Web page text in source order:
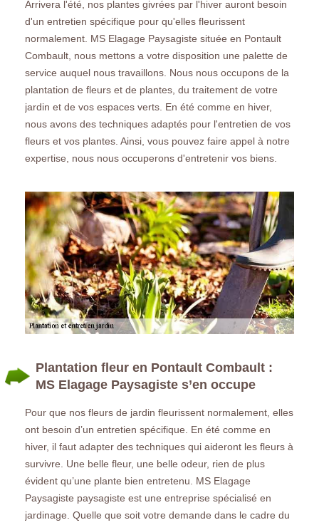
Arrivera l'été, nos plantes givrées par l'hiver auront besoin
d'un entretien spécifique pour qu'elles fleurissent
normalement. MS Elagage Paysagiste située en Pontault
Combault, nous mettons a votre disposition une palette de
service auquel nous travaillons. Nous nous occupons de la
plantation de fleurs et de plantes, du traitement de votre
jardin et de vos espaces verts. En été comme en hiver,
nous avons des techniques adaptés pour l'entretien de vos
fleurs et vos plantes. Ainsi, vous pouvez faire appel à notre
expertise, nous nous occuperons d'entretenir vos biens.
Plantation fleur en Pontault Combault :
MS Elagage Paysagiste s’en occupe
Pour que nos fleurs de jardin fleurissent normalement, elles
ont besoin d’un entretien spécifique. En été comme en
hiver, il faut adapter des techniques qui aideront les fleurs à
survivre. Une belle fleur, une belle odeur, rien de plus
évident qu’une plante bien entretenu. MS Elagage
Paysagiste paysagiste est une entreprise spécialisé en
jardinage. Quelle que soit votre demande dans le cadre du